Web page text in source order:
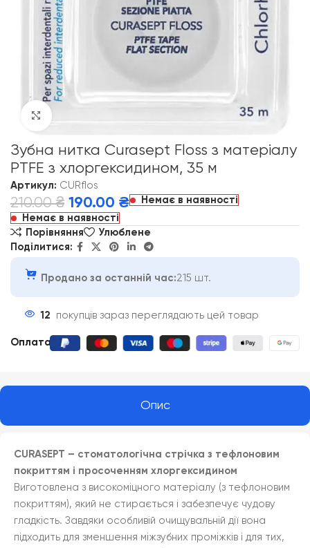
Зубна нитка Curasept Floss з матеріалу
PTFE з хлоргексидином, 35 м
Артикул: CURflos
210.00₴ 190.00 ₴
Немає в наявності
Немає в наявності
Порівняння
Улюблене
Поділитися:
Продано за останній час:215 шт.
12 покупців зараз переглядають цей товар
Оплата
Опис
CURASEPT – стоматологічна стрічка з тефлоновим
покриттям і просоченням хлоргексидином
Виготовлена з високоміцного матеріалу (з тефлоновим
покриттям), який не стирається і забезпечує чудову
гладкість. Завдяки особливій очищувальній дії вона
підходить для зменшення міжзубних проміжків і для тих,